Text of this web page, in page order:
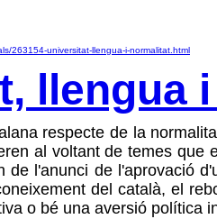
263154-universitat-llengua-i-normalitat.html
llengua
respecte de la
al voltant de temes
de l'anunci de l'aprovació
del català, el
o bé una aversió política